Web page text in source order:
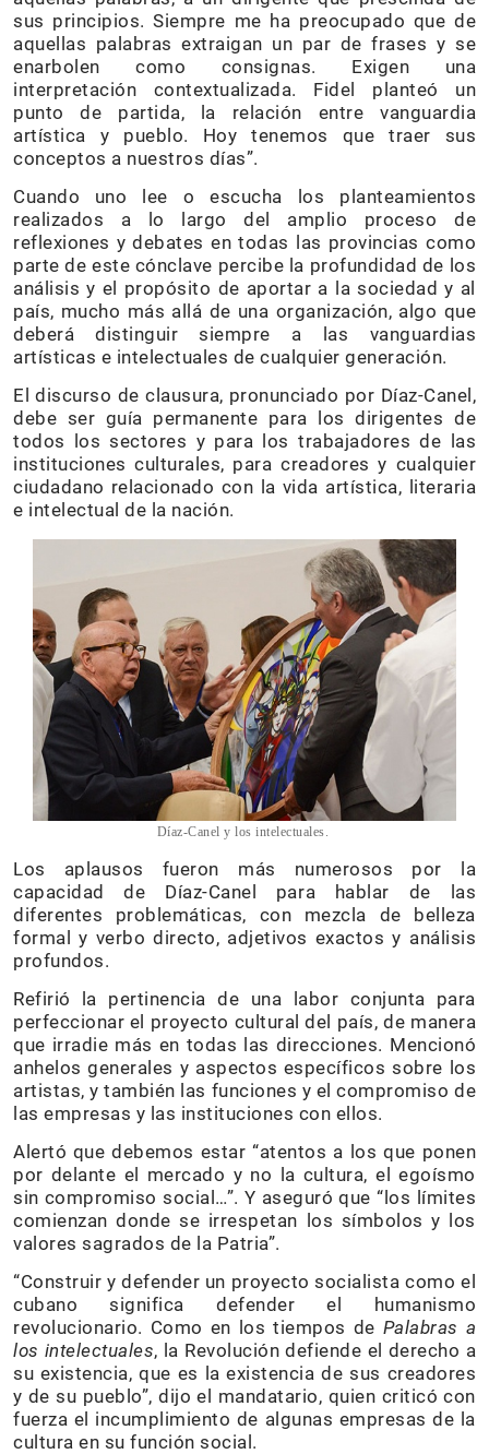
sus principios. Siempre me ha preocupado que de
aquellas palabras extraigan un par de frases y se
enarbolen como consignas. Exigen una
interpretación contextualizada. Fidel planteó un
punto de partida, la relación entre vanguardia
artística y pueblo. Hoy tenemos que traer sus
conceptos a nuestros días”.
Cuando uno lee o escucha los planteamientos
realizados a lo largo del amplio proceso de
reflexiones y debates en todas las provincias como
parte de este cónclave percibe la profundidad de los
análisis y el propósito de aportar a la sociedad y al
país, mucho más allá de una organización, algo que
deberá distinguir siempre a las vanguardias
artísticas e intelectuales de cualquier generación.
El discurso de clausura, pronunciado por Díaz-Canel,
debe ser guía permanente para los dirigentes de
todos los sectores y para los trabajadores de las
instituciones culturales, para creadores y cualquier
ciudadano relacionado con la vida artística, literaria
e intelectual de la nación.
Díaz-Canel y los intelectuales.
Los aplausos fueron más numerosos por la
capacidad de Díaz-Canel para hablar de las
diferentes problemáticas, con mezcla de belleza
formal y verbo directo, adjetivos exactos y análisis
profundos.
Refirió la pertinencia de una labor conjunta para
perfeccionar el proyecto cultural del país, de manera
que irradie más en todas las direcciones. Mencionó
anhelos generales y aspectos específicos sobre los
artistas, y también las funciones y el compromiso de
las empresas y las instituciones con ellos.
Alertó que debemos estar “atentos a los que ponen
por delante el mercado y no la cultura, el egoísmo
sin compromiso social…”. Y aseguró que “los límites
comienzan donde se irrespetan los símbolos y los
valores sagrados de la Patria”.
“Construir y defender un proyecto socialista como el
cubano significa defender el humanismo
revolucionario. Como en los tiempos de Palabras a
los intelectuales, la Revolución defiende el derecho a
su existencia, que es la existencia de sus creadores
y de su pueblo”, dijo el mandatario, quien criticó con
fuerza el incumplimiento de algunas empresas de la
cultura en su función social.